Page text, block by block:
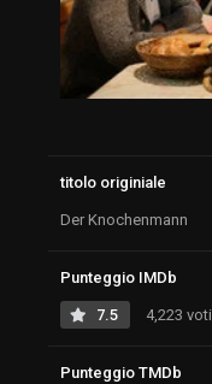
titolo originiale
Der Knochenmann
Punteggio IMDb
7.5 4,223 voti
Punteggio TMDb